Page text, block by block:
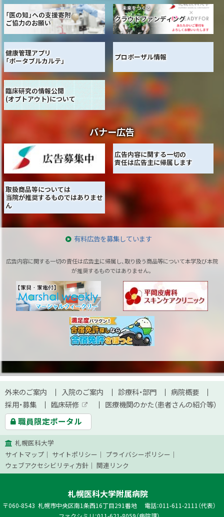
「医の知」への支援寄附
ご協力のお願い
クラウドファンディング
健康管理アプリ
「ポータブルカルテ」
プロポーザル情報
臨床研究の情報公開
(オプトアウト)について
バナー広告
広告内容に関する一切の
責任は広告主に帰属します
取扱商品等については
当院が推奨するものではありませ
ん
有料広告を募集しています
広告内容に関する一切の責任は広告主に帰属し、取り扱う商品等について本学及び本院
が推奨するものではありません。
本
文
へ
サ
イ
ト
マ
ッ
外来のご案内 入院のご案内 診療科・部門
病院概要
採用・募集
臨床研修
外
サ
医療機関のかた（患者さんの紹介等）
職員限定ポータル
札幌医科大学
サイトマップ
サイトポリシー
プライバシーポリシー
ウェブアクセシビリティ方針
関連リンク
札幌医科大学附属病院
郵060-8543 札幌市中央区南1条西16丁目291番地
電話：011-611-2111（代表）